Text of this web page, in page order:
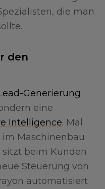
die man
den
Generierung
eine
Intelligence. Mal
Maschinenbau
sitzt beim Kunden
Steuerung von
automatisiert